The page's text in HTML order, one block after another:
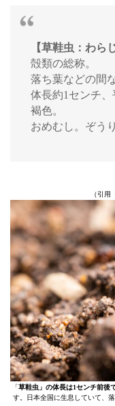
【草鞋虫：わら
殻類の総称。
落ち葉などの間
体長約1センチ
褐色。
おめむし。ぞう
（引用
「草鞋虫」の体長は1センチ前後
す。日本全国に生息していて、